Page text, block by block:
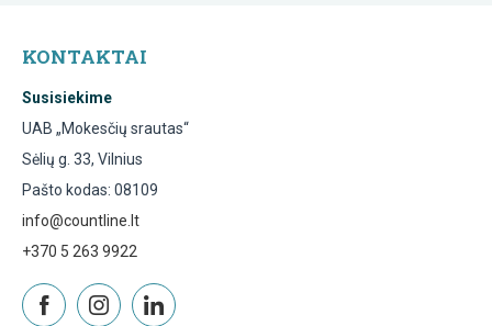
KONTAKTAI
Susisiekime
UAB „Mokesčių srautas“
Sėlių g. 33, Vilnius
Pašto kodas: 08109
info@countline.lt
+370 5 263 9922